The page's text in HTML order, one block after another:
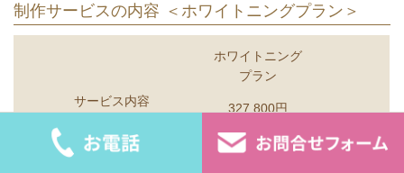
制作サービスの内容 ＜ホワイトニングプラン＞
サービス内容
ホワイトニング
プラン
327,800円
別）